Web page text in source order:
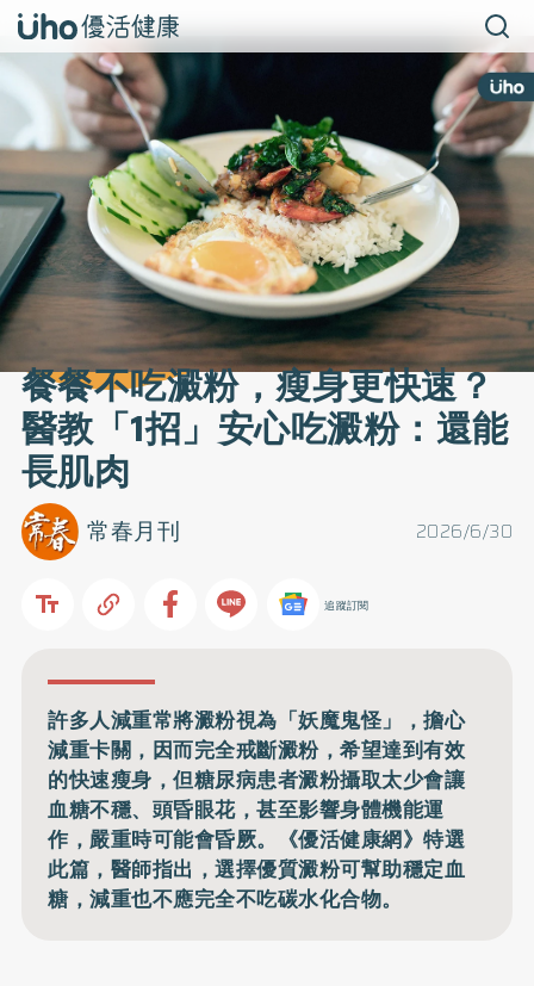
餐餐不吃澱粉，瘦身更快速？
醫教「1招」安心吃澱粉：還能
長肌肉
2026/6/30
常春月刊
追蹤訂閱
許多人減重常將澱粉視為「妖魔鬼怪」，擔心
減重卡關，因而完全戒斷澱粉，希望達到有效
的快速瘦身，但糖尿病患者澱粉攝取太少會讓
血糖不穩、頭昏眼花，甚至影響身體機能運
作，嚴重時可能會昏厥。《優活健康網》特選
此篇，醫師指出，選擇優質澱粉可幫助穩定血
糖，減重也不應完全不吃碳水化合物。